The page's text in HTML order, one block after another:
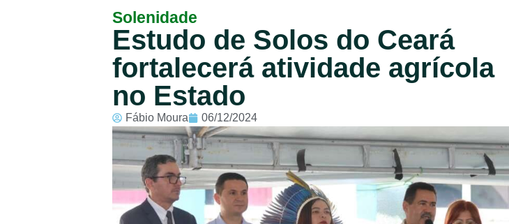
Principal
Notícias
Programação
Equipe
Contato
Sobre
Solenidade
Estudo de Solos do Ceará
fortalecerá atividade agrícola
no Estado
Fábio Moura 06/12/2024